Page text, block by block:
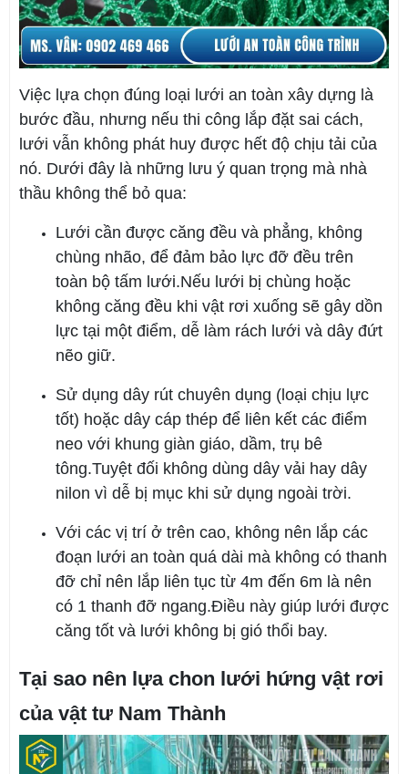
Việc lựa chọn đúng loại lưới an toàn xây dựng là
bước đầu, nhưng nếu thi công lắp đặt sai cách,
lưới vẫn không phát huy được hết độ chịu tải của
nó. Dưới đây là những lưu ý quan trọng mà nhà
thầu không thể bỏ qua:
Lưới cần được căng đều và phẳng, không
chùng nhão, để đảm bảo lực đỡ đều trên
toàn bộ tấm lưới.Nếu lưới bị chùng hoặc
không căng đều khi vật rơi xuống sẽ gây dồn
lực tại một điểm, dễ làm rách lưới và dây đứt
nẽo giữ.
Sử dụng dây rút chuyên dụng (loại chịu lực
tốt) hoặc dây cáp thép để liên kết các điểm
neo với khung giàn giáo, dầm, trụ bê
tông.Tuyệt đối không dùng dây vải hay dây
nilon vì dễ bị mục khi sử dụng ngoài trời.
Với các vị trí ở trên cao, không nên lắp các
đoạn lưới an toàn quá dài mà không có thanh
đỡ chỉ nên lắp liên tục từ 4m đến 6m là nên
có 1 thanh đỡ ngang.Điều này giúp lưới được
căng tốt và lưới không bị gió thổi bay.
Tại sao nên lựa chon lưới hứng vật rơi
của vật tư Nam Thành